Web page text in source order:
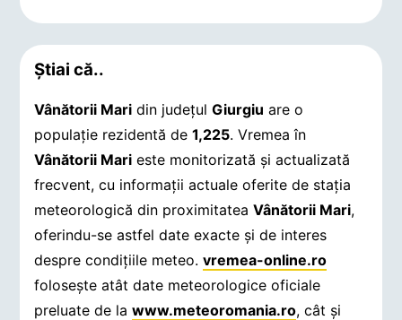
Știai că..
Vânătorii Mari din județulGiurgiu are o
populație rezidentă de1,225. Vremea în
Vânătorii Mari este monitorizată și actualizată
frecvent, cu informații actuale oferite de stația
meteorologică din proximitateaVânătorii Mari,
oferindu-se astfel date exacte și de interes
despre condițiile meteo.vremea-online.ro
folosește atât date meteorologice oficiale
preluate de lawww.meteoromania.ro, cât și